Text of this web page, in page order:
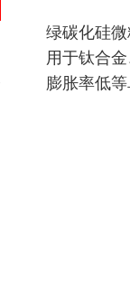
绿碳化硅
用于钛合
膨胀率低